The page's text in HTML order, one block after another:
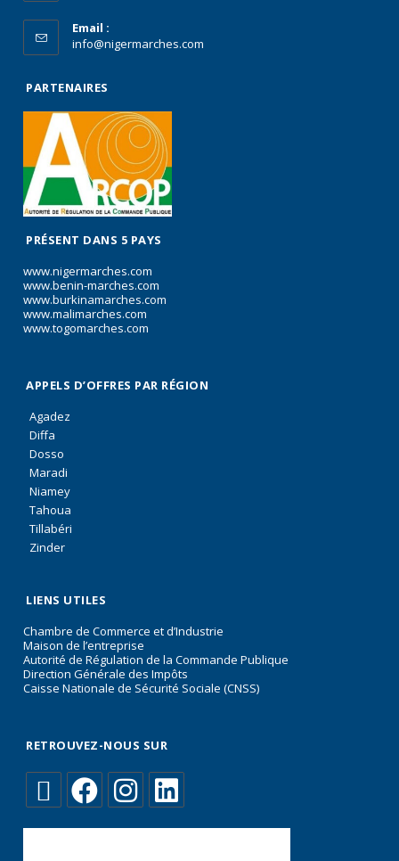
Email :
info@nigermarches.com
PARTENAIRES
PRÉSENT DANS 5 PAYS
www.nigermarches.com
www.benin-marches.com
www.burkinamarches.com
www.malimarches.com
www.togomarches.com
APPELS D’OFFRES PAR RÉGION
Agadez
Diffa
Dosso
Maradi
Niamey
Tahoua
Tillabéri
Zinder
LIENS UTILES
Chambre de Commerce et d’Industrie
Maison de l’entreprise
Autorité de Régulation de la Commande Publique
Direction Générale des Impôts
Caisse Nationale de Sécurité Sociale (CNSS)
RETROUVEZ-NOUS SUR